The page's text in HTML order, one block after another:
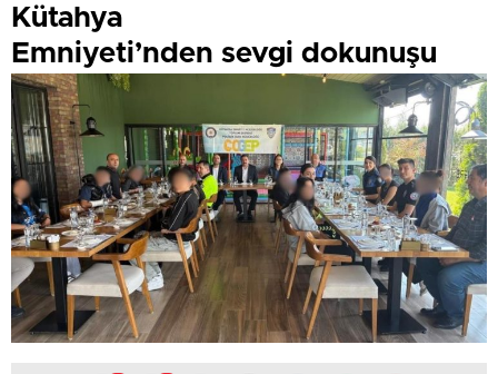
Kütahya
Emniyeti’nden sevgi dokunuşu